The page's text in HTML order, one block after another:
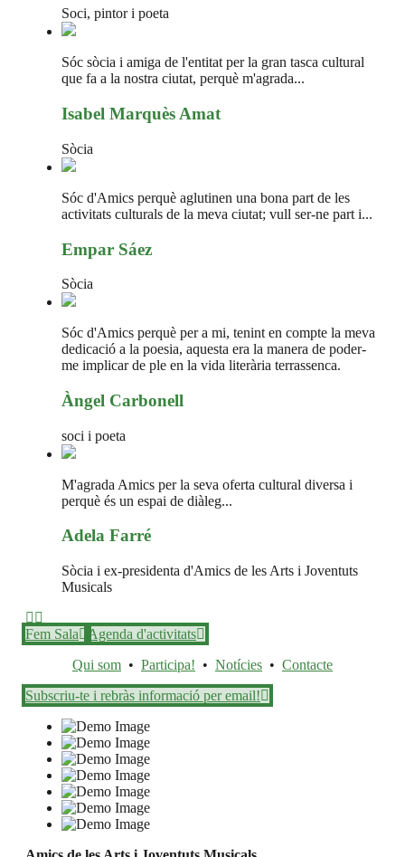
Soci, pintor i poeta
Sóc sòcia i amiga de l'entitat per la gran tasca cultural
que fa a la nostra ciutat, perquè m'agrada...
Isabel Marquès Amat
Sòcia
Sóc d'Amics perquè aglutinen una bona part de les
activitats culturals de la meva ciutat; vull ser-ne part i...
Empar Sáez
Sòcia
Sóc d'Amics perquè per a mi, tenint en compte la meva
dedicació a la poesia, aquesta era la manera de poder-
me implicar de ple en la vida literària terrassenca.
Àngel Carbonell
soci i poeta
M'agrada Amics per la seva oferta cultural diversa i
perquè és un espai de diàleg...
Adela Farré
Sòcia i ex-presidenta d'Amics de les Arts i Joventuts
Musicals
Fem Sala
Agenda d'activitats
Qui som • Participa! • Notícies • Contacte
Subscriu-te i rebràs informació per email!